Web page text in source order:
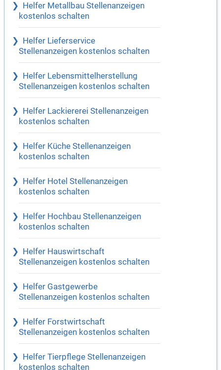
Helfer Metallbau Stellenanzeigen
kostenlos schalten
Helfer Lieferservice
Stellenanzeigen kostenlos schalten
Helfer Lebensmittelherstellung
Stellenanzeigen kostenlos schalten
Helfer Lackiererei Stellenanzeigen
kostenlos schalten
Helfer Küche Stellenanzeigen
kostenlos schalten
Helfer Hotel Stellenanzeigen
kostenlos schalten
Helfer Hochbau Stellenanzeigen
kostenlos schalten
Helfer Hauswirtschaft
Stellenanzeigen kostenlos schalten
Helfer Gastgewerbe
Stellenanzeigen kostenlos schalten
Helfer Forstwirtschaft
Stellenanzeigen kostenlos schalten
Helfer Tierpflege Stellenanzeigen
kostenlos schalten